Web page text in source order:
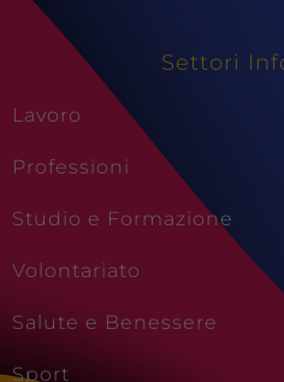
Settori
Lavoro
Professioni
Studio e Formazione
Volontariato
Salute e Benessere
Sport